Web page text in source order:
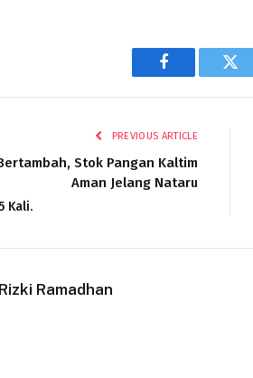
Facebook
PREVIOUS ARTICLE
Stok Pangan Kaltim
Aman Jelang Nataru
Kali.
Ramadhan